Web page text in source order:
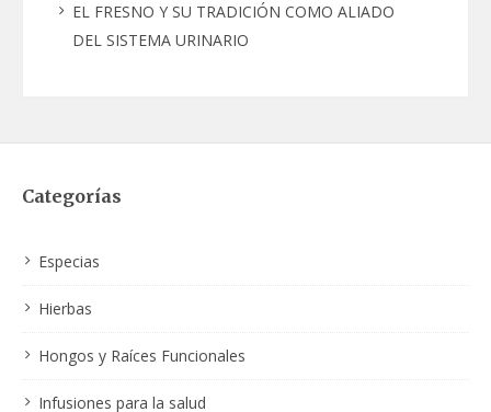
EL FRESNO Y SU TRADICIÓN COMO ALIADO
DEL SISTEMA URINARIO
Categorías
Especias
Hierbas
Hongos y Raíces Funcionales
Infusiones para la salud